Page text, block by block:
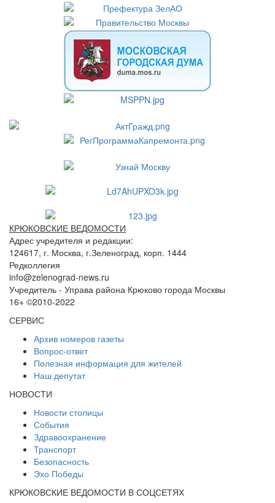
КРЮКОВСКИЕ ВЕДОМОСТИ
Адрес учредителя и редакции:
124617, г. Москва, г.Зеленоград, корп. 1444
Редколлегия
info@zelenograd-news.ru
Учредитель - Управа района Крюково города Москвы
16+ ©2010-2022
СЕРВИС
Архив номеров газеты
Вопрос-ответ
Полезная информация для жителей
Наш депутат
НОВОСТИ
Новости столицы
События
Здравоохранение
Транспорт
Безопасность
Эхо Победы
КРЮКОВСКИЕ ВЕДОМОСТИ В СОЦСЕТЯХ